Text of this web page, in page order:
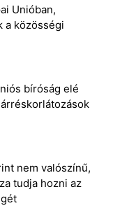
Unióban,
a közösségi
bíróság elé
nem valószínű,
tudja hozni az